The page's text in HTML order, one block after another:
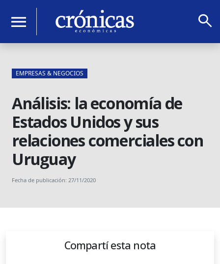
menu search
EMPRESAS & NEGOCIOS
Análisis: la economía de
Estados Unidos y sus
relaciones comerciales con
Uruguay
Fecha de publicación: 27/11/2020
Compartí esta nota